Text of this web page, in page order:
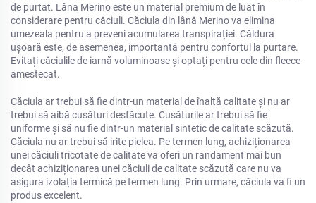
de purtat. Lâna Merino este un material premium de luat în
considerare pentru căciuli. Căciula din lână Merino va elimina
umezeala pentru a preveni acumularea transpirației. Căldura
ușoară este, de asemenea, importantă pentru confortul la purtare.
Evitați căciulile de iarnă voluminoase și optați pentru cele din fleece
amestecat.
Căciula ar trebui să fie dintr-un material de înaltă calitate și nu ar
trebui să aibă cusături desfăcute. Cusăturile ar trebui să fie
uniforme și să nu fie dintr-un material sintetic de calitate scăzută.
Căciula nu ar trebui să irite pielea. Pe termen lung, achiziționarea
unei căciuli tricotate de calitate va oferi un randament mai bun
decât achiziționarea unei căciuli de calitate scăzută care nu va
asigura izolația termică pe termen lung. Prin urmare, căciula va fi un
produs excelent.